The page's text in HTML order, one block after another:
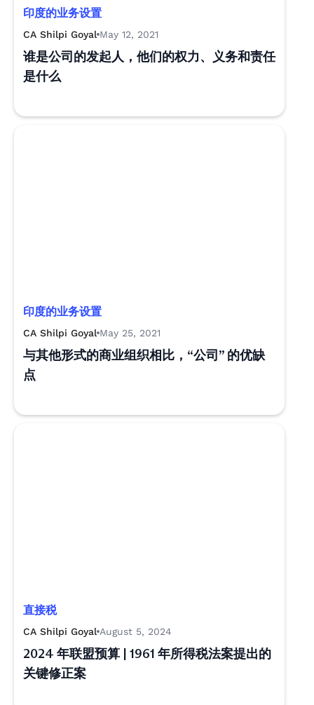
印度的业务设置
CA Shilpi Goyal May 12, 2021
谁是公司的发起人，他们的权力、义务和责任
是什么
印度的业务设置
CA Shilpi Goyal May 25, 2021
与其他形式的商业组织相比，“公司” 的优缺
点
直接税
CA Shilpi Goyal August 5, 2024
2024 年联盟预算 | 1961 年所得税法案提出的
关键修正案